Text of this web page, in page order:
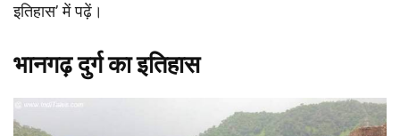
इतिहास’ में पढ़ें।
भानगढ़ दुर्ग का इतिहास